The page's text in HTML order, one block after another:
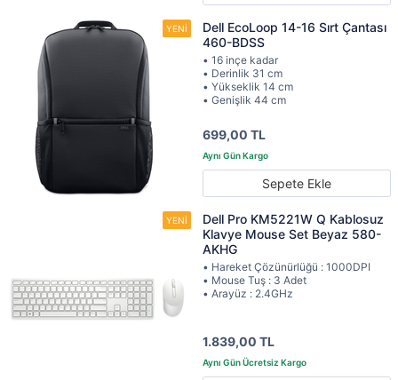
Dell EcoLoop 14-16 Sırt Çantası
460-BDSS
• 16 inçe kadar
• Derinlik 31 cm
• Yükseklik 14 cm
• Genişlik 44 cm
699,00 TL
Sepete Ekle
Dell Pro KM5221W Q Kablosuz
Klavye Mouse Set Beyaz 580-
AKHG
• Hareket Çözünürlüğü : 1000DPI
• Mouse Tuş : 3 Adet
• Arayüz : 2.4GHz
1.839,00 TL